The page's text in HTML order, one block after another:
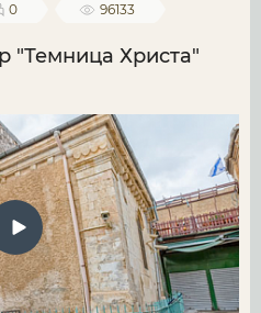
0 96133
"Темница Христа"